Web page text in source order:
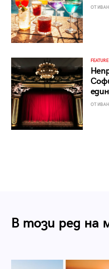
ОТ
FEATURE
ОТ
В този ред на